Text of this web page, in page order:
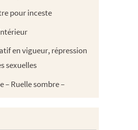
pour inceste
en vigueur, répression
sexuelles
– Ruelle sombre –